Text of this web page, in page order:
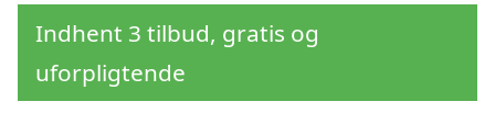
Indhent 3 tilbud, gratis og
uforpligtende